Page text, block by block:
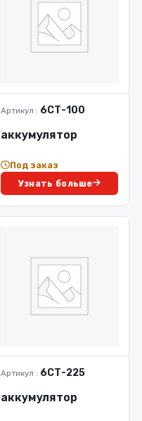
Артикул : 6СТ-100
аккумулятор
Под заказ
Узнать больше
Артикул : 6СТ-225
аккумулятор